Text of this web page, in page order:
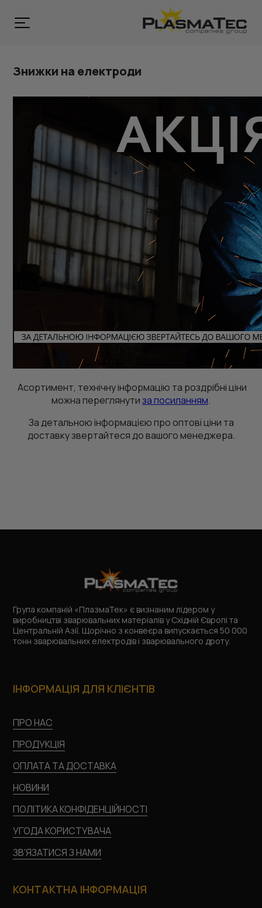
Знижки на електроди
Асортимент, технічну інформацію та роздрібні ціни
можна переглянутиза посиланням.
За детальною інформацією про оптові ціни та
доставку звертайтеся до вашого менеджера.
Група компаній «ПлазмаТек» є визнаним лідером у
виробництві зварювальних матеріалів у Східній Європі та
Центральній Азії. Щорічно з конвеєра випускається 50 000
тонн зварювальних електродів і зварювального дроту.
ІНФОРМАЦІЯ ДЛЯ КЛІЄНТІВ
ПРО НАС
ПРОДУКЦІЯ
ОПЛАТА ТА ДОСТАВКА
НОВИНИ
ПОЛІТИКА КОНФІДЕНЦІЙНОСТІ
УГОДА КОРИСТУВАЧА
ЗВ'ЯЗАТИСЯ З НАМИ
КОНТАКТНА ІНФОРМАЦІЯ